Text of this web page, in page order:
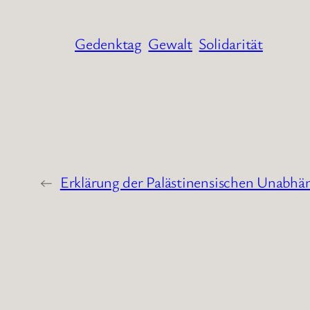
Gedenktag Gewalt Solidarität
← Erklärung der Palästinensischen